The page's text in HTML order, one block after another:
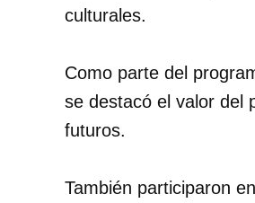
culturales.
Como parte del
se destacó el valor del
futuros.
También participaron